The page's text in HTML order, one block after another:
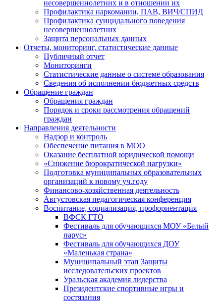
несовершеннолетних и в отношении их
Профилактика наркомании, ПАВ, ВИЧ/СПИД
Профилактика суицидального поведения
несовершеннолетних
Защита персональных данных
Отчеты, мониторинг, статистические данные
Публичный отчет
Мониторинги
Статистические данные о системе образования
Сведения об исполнении бюджетных средств
Обращение граждан
Обращения граждан
Порядок и сроки рассмотрения обращений
граждан
Направления деятельности
Надзор и контроль
Обеспечение питания в МОО
Оказание бесплатной юридической помощи
«Снижение бюрократической нагрузки»
Подготовка муниципальных образовательных
организаций к новому уч.году
Финансово-хозяйственная деятельность
Августовская педагогическая конференция
Воспитание, социализация, профориентация
ВФСК ГТО
Фестиваль для обучающихся МОУ «Белый
парус»
Фестиваль для обучающихся ДОУ
«Маленькая страна»
Муниципальный этап Защиты
исследовательских проектов
Уральская академия лидерства
Президентские спортивные игры и
состязания